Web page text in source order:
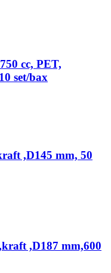
cc, PET,
set/bax
,D145 mm, 50
,D187 mm,600